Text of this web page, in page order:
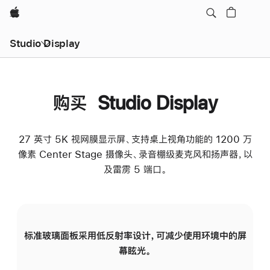
Apple
Studio Display
购买 Studio Display
27 英寸 5K 视网膜显示屏、支持桌上视角功能的 1200 万
像素 Center Stage 摄像头、录音棚级麦克风和扬声器，以
及雷雳 5 端口。
标准玻璃面板采用低反射率设计，可减少使用环境中的屏
幕眩光。